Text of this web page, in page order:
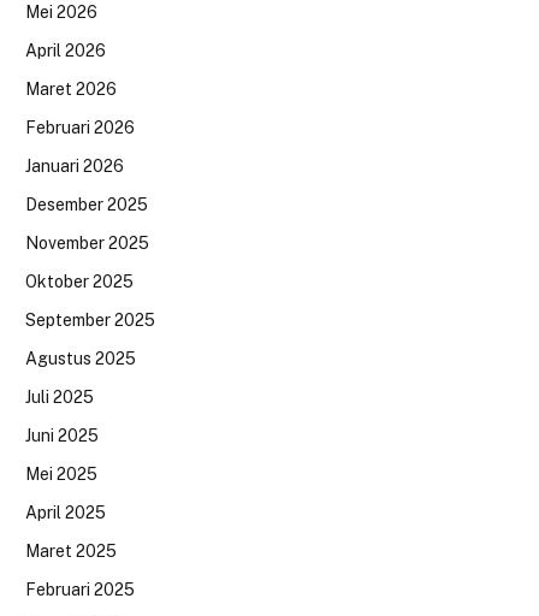
Mei 2026
April 2026
Maret 2026
Februari 2026
Januari 2026
Desember 2025
November 2025
Oktober 2025
September 2025
Agustus 2025
Juli 2025
Juni 2025
Mei 2025
April 2025
Maret 2025
Februari 2025